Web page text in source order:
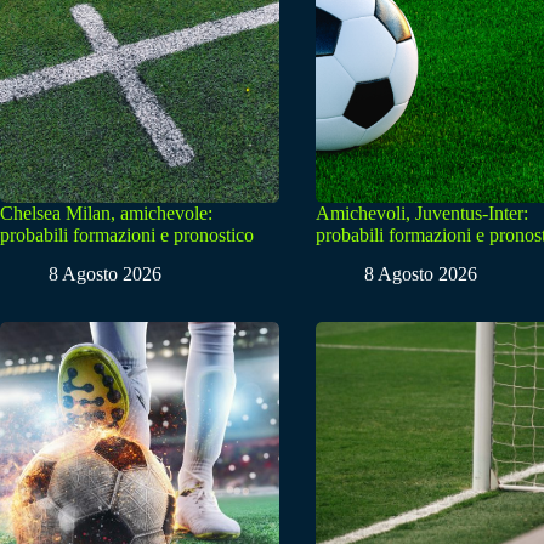
Chelsea Milan, amichevole:
probabili formazioni e pronostico
8 Agosto 2026
Amichevoli, Juventus-Inter:
probabili formazioni e
8 Agosto 2026